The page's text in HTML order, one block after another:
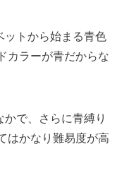
ットから始まる青色
カラーが青だからな
で、さらに青縛り
はかなり難易度が高